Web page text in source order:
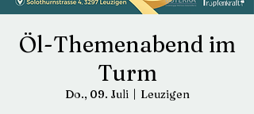
Öl-Themenabend im
Turm
Do., 09. Juli
  |
Leuzigen